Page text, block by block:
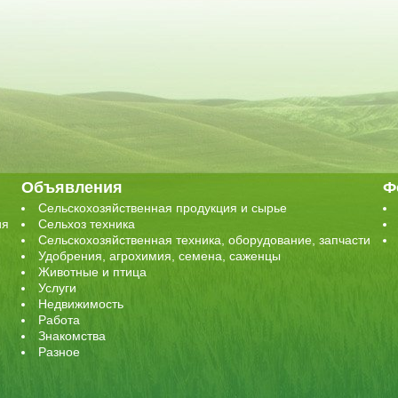
Объявления
Сельскохозяйственная продукция и сырье
Сельхоз техника
Сельскохозяйственная техника, оборудование, запчасти
Удобрения, агрохимия, семена, саженцы
Животные и птица
Услуги
Недвижимость
Работа
Знакомства
Разное